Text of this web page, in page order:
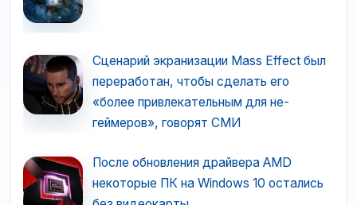
Сценарий экранизации Mass Effect был
переработан, чтобы сделать его
«более привлекательным для не-
геймеров», говорят СМИ
После обновления драйвера AMD
некоторые ПК на Windows 10 остались